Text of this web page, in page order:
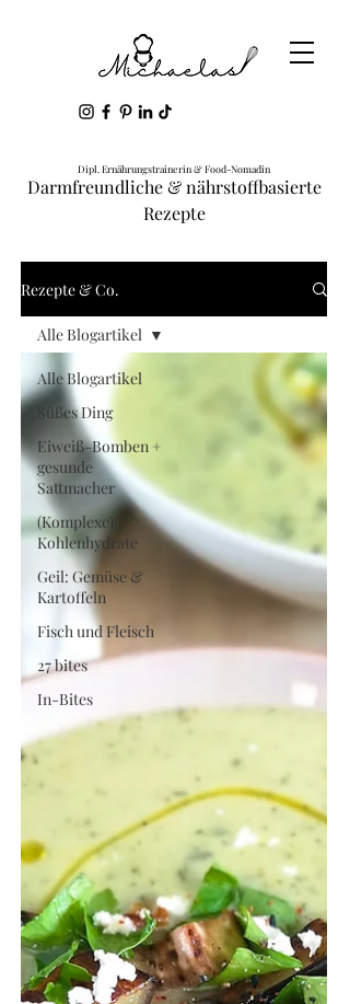
Dipl. Ernährungstrainerin & Food-Nomadin
Darmfreundliche & nährstoffbasierte
Rezepte
Rezepte & Co.
Alle Blogartikel
Süßes Ding
Eiweiß-Bomben +
gesunde
Sattmacher
(Komplexe)
Kohlenhydrate
Geil: Gemüse &
Kartoffeln
Fisch und Fleisch
27 bites
In-Bites
Alle Blogartikel